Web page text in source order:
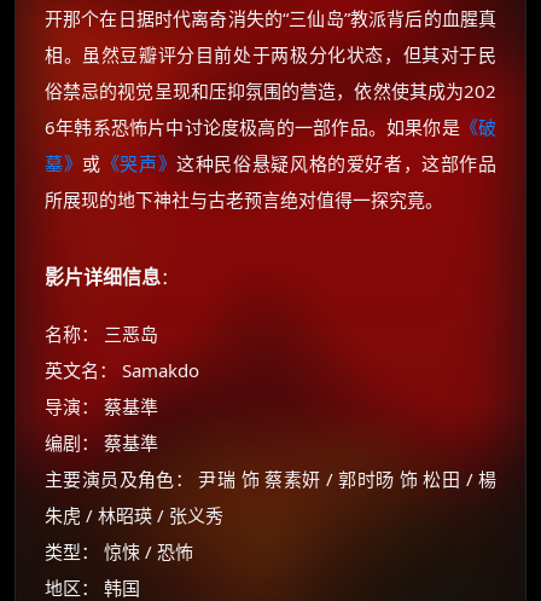
开那个在日据时代离奇消失的“三仙岛”教派背后的血腥真
相。虽然豆瓣评分目前处于两极分化状态，但其对于民
俗禁忌的视觉呈现和压抑氛围的营造，依然使其成为202
6年韩系恐怖片中讨论度极高的一部作品。如果你是《破
墓》 或 《哭声》这种民俗悬疑风格的爱好者，这部作品
所展现的地下神社与古老预言绝对值得一探究竟。
影片详细信息：
名称： 三恶岛
英文名： Samakdo
导演： 蔡基準
编剧： 蔡基準
主要演员及角色： 尹瑞 饰 蔡素妍 / 郭时旸 饰 松田 / 楊
朱虎 / 林昭瑛 / 张义秀
类型： 惊悚 / 恐怖
地区： 韩国